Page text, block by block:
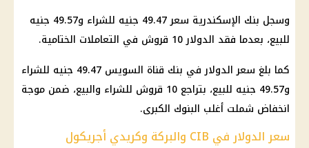
وسجل بنك الإسكندرية سعر 49.47 جنيه للشراء و49.57 جنيه
للبيع، بعدما فقد الدولار 10 قروش في التعاملات الختامية.
كما بلغ سعر الدولار في بنك قناة السويس 49.47 جنيه للشراء
و49.57 جنيه للبيع، بتراجع 10 قروش للشراء والبيع، ضمن موجة
انخفاض شملت أغلب البنوك الكبرى.
سعر الدولار في CIB والبركة وكريدي أجريكول